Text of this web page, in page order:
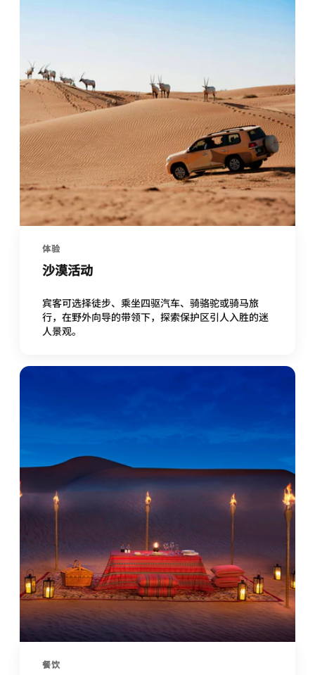
体验
沙漠活动
宾客可选择徒步、乘坐四驱汽车、骑骆驼或骑马旅
行，在野外向导的带领下，探索保护区引人入胜的迷
人景观。
餐饮